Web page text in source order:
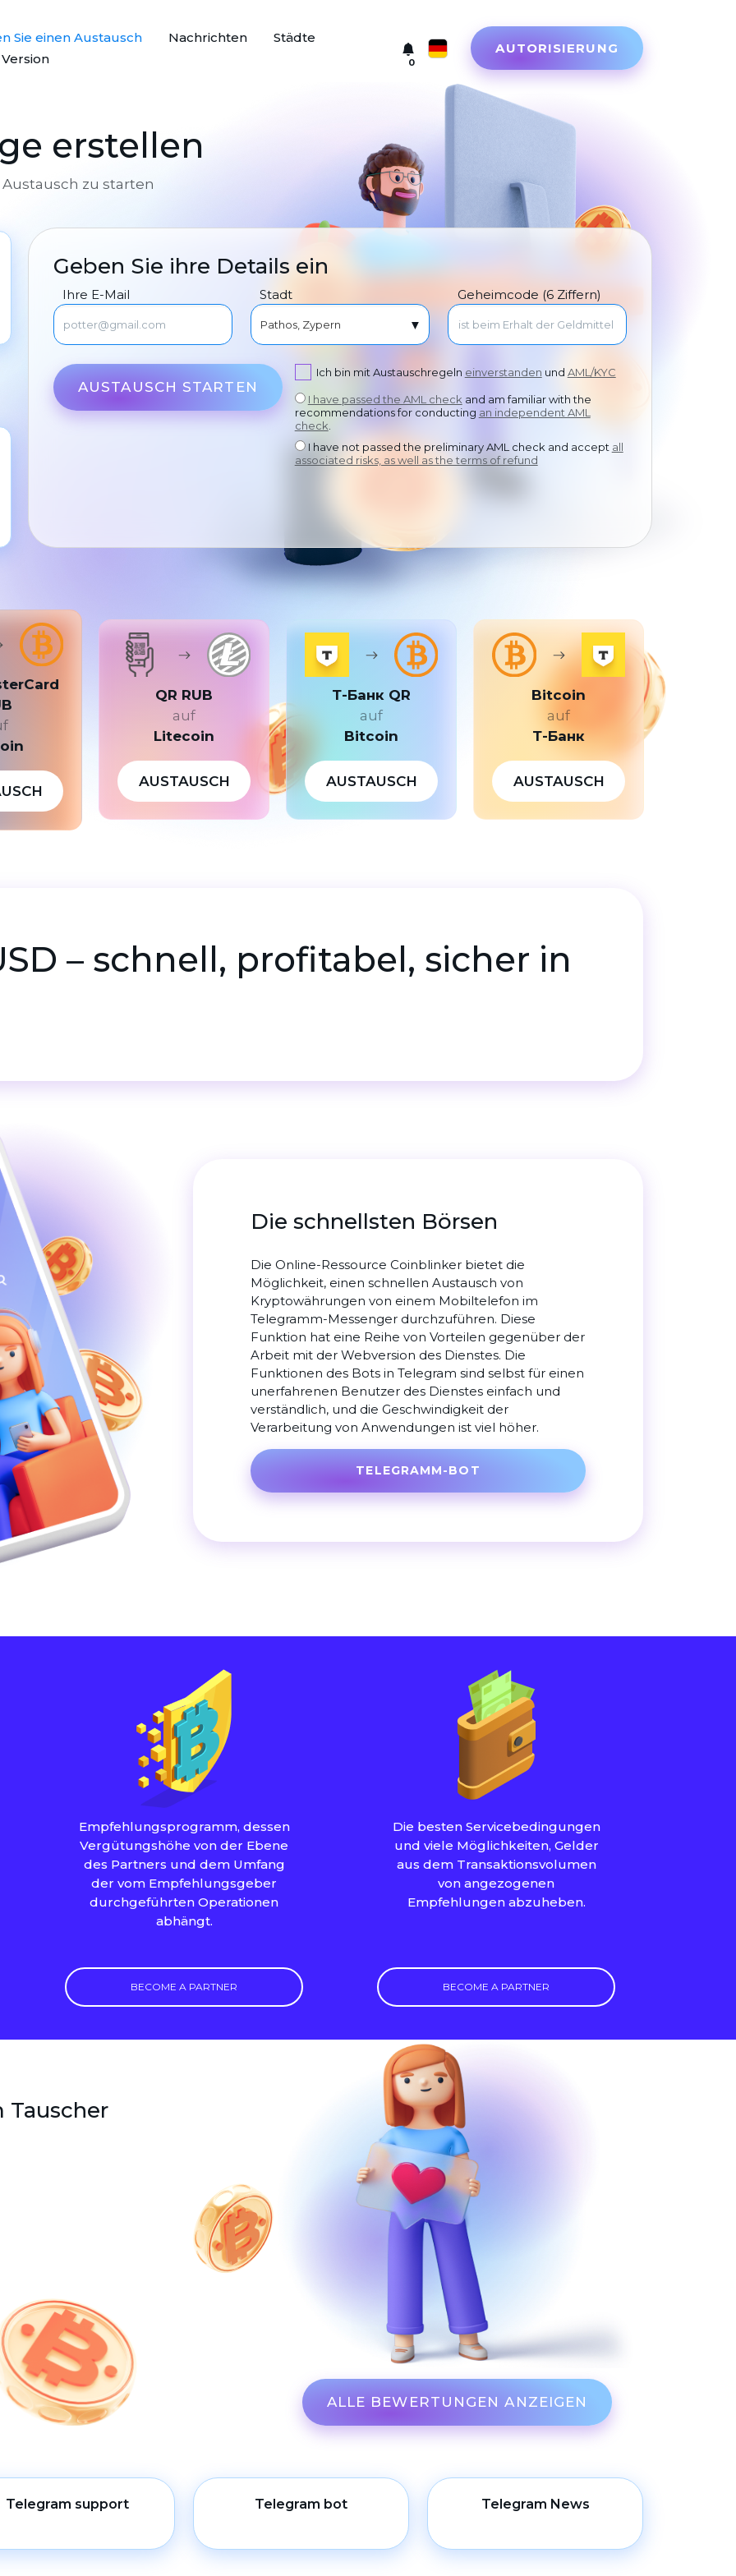
Sie einen Austausch Nachrichten
Städte
0
Türkçe
Eesti
Español
Deutsch
Български
中文
AUTORISIERUNG
erstellen
zu starten
Geben Sie ihre Details ein
Ihre E-Mail Stadt Geheimcode (6 Ziffern)
AUSTAUSCH STARTEN
Ich bin mit Austauschregeln einverstanden und AML/KYC
I have passed the AML check and am familiar with the
recommendations for conducting an independent AML
check
I have not passed the preliminary AML check and accept all
associated risks, as well as the terms of refund
QR RUB
auf
Litecoin
AUSTAUSCH
Т-Банк QR
auf
Bitcoin
AUSTAUSCH
Bitcoin
auf
Т-Банк
AUSTAUSCH
– schnell, profitabel, sicher in
Die schnellsten Börsen
Die Online-Ressource Coinblinker bietet die
Möglichkeit, einen schnellen Austausch von
Kryptowährungen von einem Mobiltelefon im
Telegramm-Messenger durchzuführen. Diese
Funktion hat eine Reihe von Vorteilen gegenüber der
Arbeit mit der Webversion des Dienstes. Die
Funktionen des Bots in Telegram sind selbst für einen
unerfahrenen Benutzer des Dienstes einfach und
verständlich, und die Geschwindigkeit der
Verarbeitung von Anwendungen ist viel höher.
TELEGRAMM-BOT
Empfehlungsprogramm, dessen
Vergütungshöhe von der Ebene
des Partners und dem Umfang
der vom Empfehlungsgeber
durchgeführten Operationen
abhängt.
BECOME A PARTNER
Die besten Servicebedingungen
und viele Möglichkeiten, Gelder
aus dem Transaktionsvolumen
von angezogenen
Empfehlungen abzuheben.
BECOME A PARTNER
Tauscher
ALLE BEWERTUNGEN ANZEIGEN
Telegram support Telegram bot Telegram News